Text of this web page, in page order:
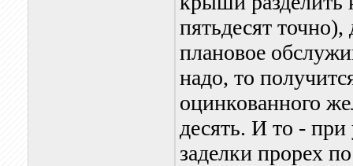
пятьдесят точно),
плановое
надо, то
оцинкованного
десять. И то - при
заделки прорех